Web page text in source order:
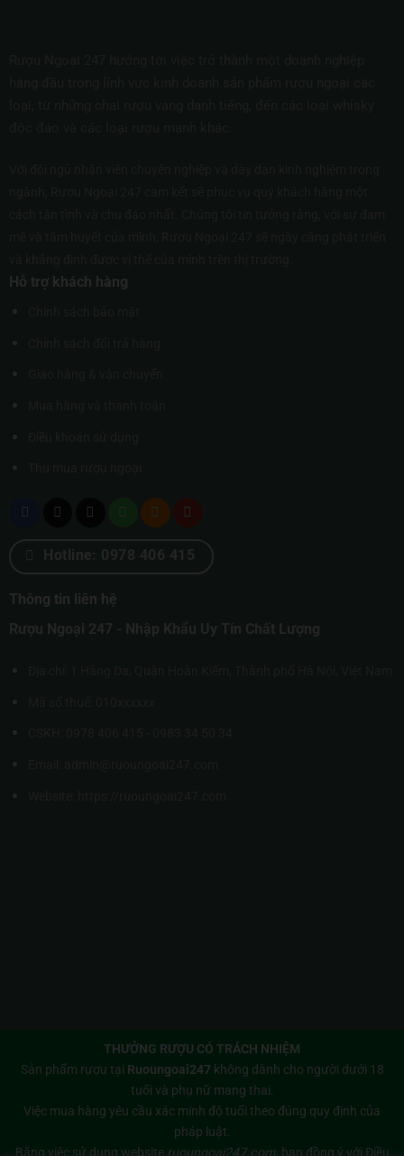
Hỗ trợ khách hàng
Hotline: 0978 406 415
Thông tin liên hệ
Rượu Ngoại 247 - Nhập Khẩu Uy Tín Chất Lượng
THƯỞNG RƯỢU CÓ TRÁCH NHIỆM
Sản phẩm rượu tại Ruoungoai247 không dành cho người dưới 18
tuổi và phụ nữ mang thai.
Việc mua hàng yêu cầu xác minh độ tuổi theo đúng quy định của
pháp luật.